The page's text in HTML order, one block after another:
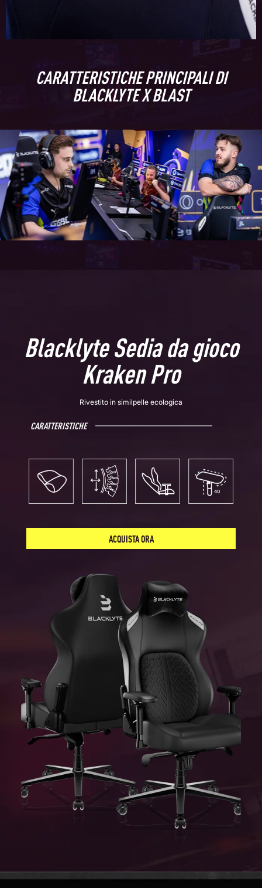
CARATTERISTICHE PRINCIPALI DI
BLACKLYTE X BLAST
Blacklyte Sedia da gioco
Kraken Pro
Rivestito in similpelle ecologica
CARATTERISTICHE
ACQUISTA ORA
new releases and more!
CLAIM YOUR DISCOUNT
No, suscribe later